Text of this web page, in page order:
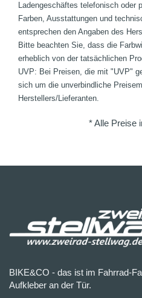
Ladengeschäftes telefonisch oder
Farben, Ausstattungen und
entsprechen den Angaben des
Bitte beachten Sie, dass die
erheblich von der tatsächlichen
UVP: Bei Preisen, die mit "UVP"
sich um die unverbindliche
Herstellers/Lieferanten.
* Alle Preise
BIKE&CO - das ist im Fahrrad-
Aufkleber an der Tür.